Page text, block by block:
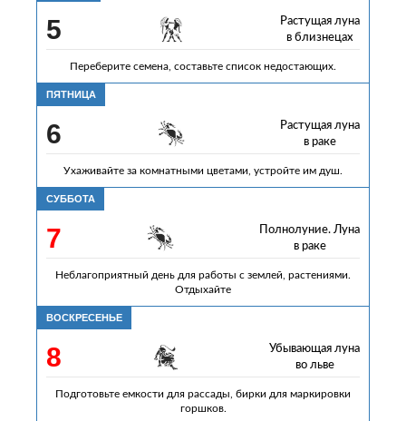
5
Растущая луна
в близнецах
Переберите семена, составьте список недостающих.
ПЯТНИЦА
6
Растущая луна
в раке
Ухаживайте за комнатными цветами, устройте им душ.
СУББОТА
7
Полнолуние. Луна
в раке
Неблагоприятный день для работы с землей, растениями.
Отдыхайте
ВОСКРЕСЕНЬЕ
8
Убывающая луна
во льве
Подготовьте емкости для рассады, бирки для маркировки
горшков.